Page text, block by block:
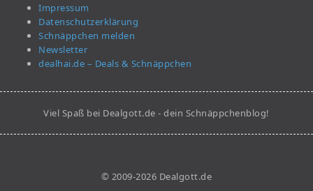
Impressum
Datenschutzerklärung
Schnäppchen melden
Newsletter
dealhai.de – Deals & Schnäppchen
Viel Spaß bei Dealgott.de - dein Schnäppchenblog!
© 2009-2026 Dealgott.de